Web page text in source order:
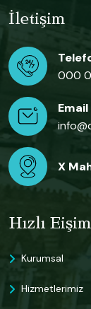
İletişim
000
Email
X
Hızlı Eişim
Kurumsal
Hizmetlerimiz